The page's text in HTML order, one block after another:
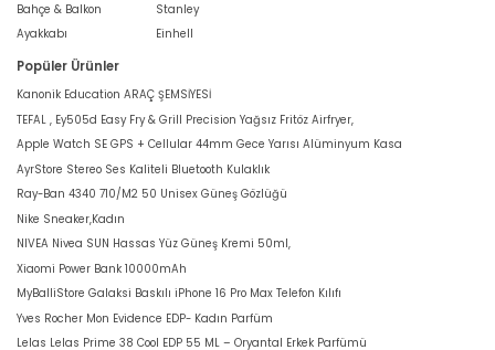
Bahçe & Balkon
Ayakkabı
Stanley
Einhell
Popüler Ürünler
Kanonik Education ARAÇ ŞEMSİYESİ
TEFAL , Ey505d Easy Fry & Grill Precision Yağsız Fritöz Airfryer,
Apple Watch SE GPS + Cellular 44mm Gece Yarısı Alüminyum Kasa
AyrStore Stereo Ses Kaliteli Bluetooth Kulaklık
Ray-Ban 4340 710/M2 50 Unisex Güneş Gözlüğü
Nike Sneaker,Kadın
NIVEA Nivea SUN Hassas Yüz Güneş Kremi 50ml,
Xiaomi Power Bank 10000mAh
MyBalliStore Galaksi Baskılı iPhone 16 Pro Max Telefon Kılıfı
Yves Rocher Mon Evidence EDP- Kadın Parfüm
Lelas Lelas Prime 38 Cool EDP 55 ML – Oryantal Erkek Parfümü